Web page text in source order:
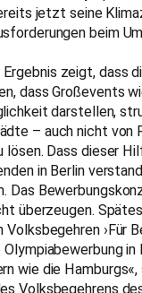
jetzt seine
beim
zeigt, dass
dass Großevents
darstellen,
– auch nicht von
lösen. Dass dieser
in Berlin
Das
überzeugen.
›Für
Olympiabewerbung in
wie die Hamburgs«,
Volksbegehrens